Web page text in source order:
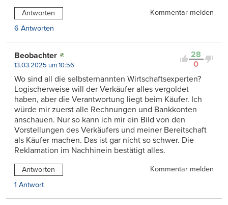
Antworten
Kommentar melden
6 Antworten
28
0
Beobachter
13.03.2025 um 10:56
Wo sind all die selbsternannten Wirtschaftsexperten?
Logischerweise will der Verkäufer alles vergoldet
haben, aber die Verantwortung liegt beim Käufer. Ich
würde mir zuerst alle Rechnungen und Bankkonten
anschauen. Nur so kann ich mir ein Bild von den
Vorstellungen des Verkäufers und meiner Bereitschaft
als Käufer machen. Das ist gar nicht so schwer. Die
Reklamation im Nachhinein bestätigt alles.
Antworten
Kommentar melden
1 Antwort